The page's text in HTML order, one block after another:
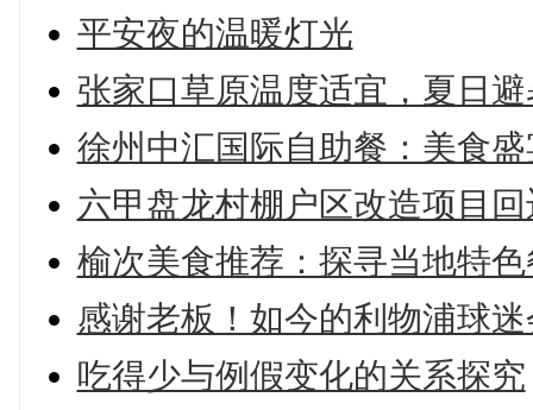
平安夜的温暖灯光
张家口草原温度适宜，夏日
徐州中汇国际自助餐：美食
六甲盘龙村棚户区改造项目
榆次美食推荐：探寻当地特
感谢老板！如今的利物浦球
吃得少与例假变化的关系探究